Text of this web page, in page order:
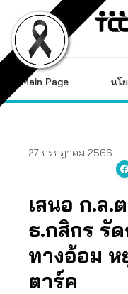
content
Main Page นโ
27 กรกฎาคม 2566
เสนอ ก.ล.
ธ.กสิกร รั
ทางอ้อม
ตาร์ค